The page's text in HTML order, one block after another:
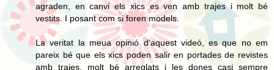
agraden, en canvi els xics es ven amb trajes i molt bé
vestits. I posant com si foren models.
La veritat la meua opinió d'aquest videó, es que no em
pareix bé que els xics poden salir en portades de revistes
amb trajes, molt bé arreglats i les dones casi sempre